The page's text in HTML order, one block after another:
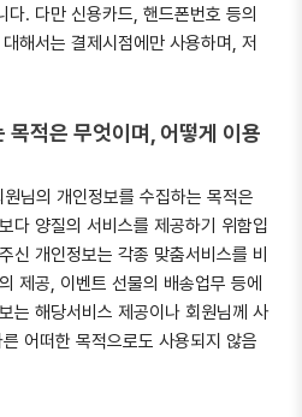
다. 다만 신용카드, 핸드폰번호 등의
해서는 결제시점에만 사용하며, 저
목적은 무엇이며, 어떻게 이용
님의 개인정보를 수집하는 목적은
다 양질의 서비스를 제공하기 위함입
신 개인정보는 각종 맞춤서비스를 비
제공, 이벤트 선물의 배송업무 등에
는 해당서비스 제공이나 회원님께 사
어떠한 목적으로도 사용되지 않음